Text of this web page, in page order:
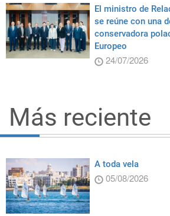
El ministro de
se reúne con una
conservadora
Europeo
24/07/2026
Más reciente
A toda vela
05/08/2026